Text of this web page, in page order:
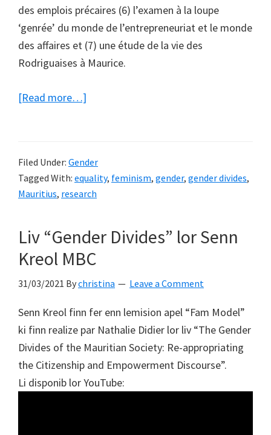
des emplois précaires (6) l’examen à la loupe
‘genrée’ du monde de l’entrepreneuriat et le monde
des affaires et (7) une étude de la vie des
Rodriguaises à Maurice.
[Read more…]
de
la
femme
Maurice
:
de
discours,
peu
d’actions
(DefiMedia)
Filed Under: Gender
Tagged With: equality, feminism, gender, gender divides,
Mauritius, research
Liv “Gender Divides” lor Senn
Kreol MBC
31/03/2021 Bychristina Leave a Comment
Senn Kreol finn fer enn lemision apel “Fam Model”
ki finn realize par Nathalie Didier lor liv “The Gender
Divides of the Mauritian Society: Re-appropriating
the Citizenship and Empowerment Discourse”.
Li disponib lor YouTube: